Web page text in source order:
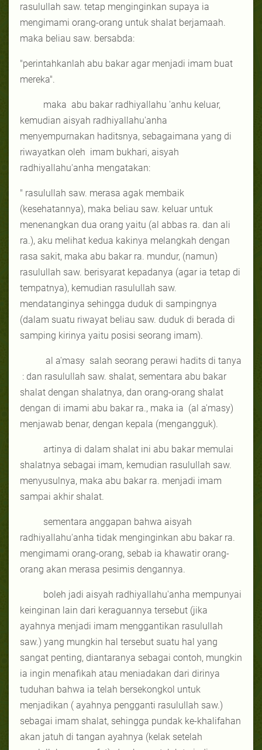
rasulullah saw. tetap menginginkan supaya ia
mengimami orang-orang untuk shalat berjamaah.
maka beliau saw. bersabda:
"perintahkanlah abu bakar agar menjadi imam buat
mereka".
maka abu bakar radhiyallahu 'anhu keluar,
kemudian aisyah radhiyallahu'anha
menyempurnakan haditsnya, sebagaimana yang di
riwayatkan oleh imam bukhari, aisyah
radhiyallahu'anha mengatakan:
" rasulullah saw. merasa agak membaik
(kesehatannya), maka beliau saw. keluar untuk
menenangkan dua orang yaitu (al abbas ra. dan ali
ra.), aku melihat kedua kakinya melangkah dengan
rasa sakit, maka abu bakar ra. mundur, (namun)
rasulullah saw. berisyarat kepadanya (agar ia tetap di
tempatnya), kemudian rasulullah saw.
mendatanginya sehingga duduk di sampingnya
(dalam suatu riwayat beliau saw. duduk di berada di
samping kirinya yaitu posisi seorang imam).
al a'masy salah seorang perawi hadits di tanya
: dan rasulullah saw. shalat, sementara abu bakar
shalat dengan shalatnya, dan orang-orang shalat
dengan di imami abu bakar ra., maka ia (al a'masy)
menjawab benar, dengan kepala (mengangguk).
artinya di dalam shalat ini abu bakar memulai
shalatnya sebagai imam, kemudian rasulullah saw.
menyusulnya, maka abu bakar ra. menjadi imam
sampai akhir shalat.
sementara anggapan bahwa aisyah
radhiyallahu'anha tidak menginginkan abu bakar ra.
mengimami orang-orang, sebab ia khawatir orang-
orang akan merasa pesimis dengannya.
boleh jadi aisyah radhiyallahu'anha mempunyai
keinginan lain dari keraguannya tersebut (jika
ayahnya menjadi imam menggantikan rasulullah
saw.) yang mungkin hal tersebut suatu hal yang
sangat penting, diantaranya sebagai contoh, mungkin
ia ingin menafikah atau meniadakan dari dirinya
tuduhan bahwa ia telah bersekongkol untuk
menjadikan ( ayahnya pengganti rasulullah saw.)
sebagai imam shalat, sehingga pundak ke-khalifahan
akan jatuh di tangan ayahnya (kelak setelah